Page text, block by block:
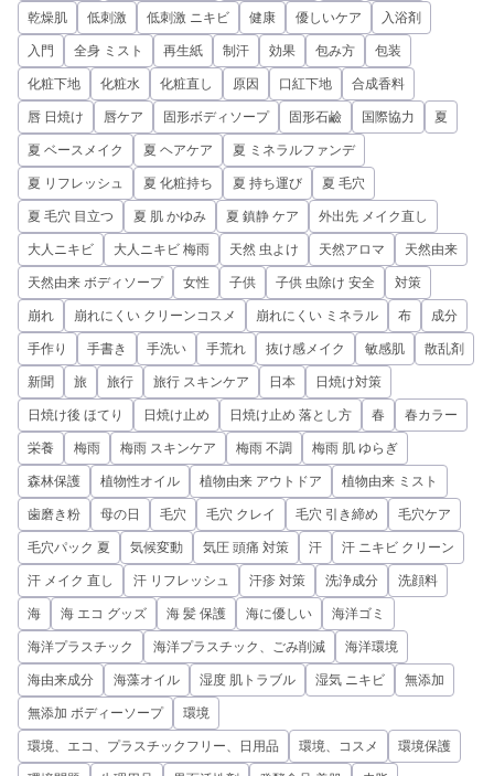
乾燥肌 低刺激 低刺激 ニキビ 健康 優しいケア 入浴剤
入門 全身 ミスト 再生紙 制汗 効果 包み方 包装
化粧下地 化粧水 化粧直し 原因 口紅下地 合成香料
唇 日焼け 唇ケア 固形ボディソープ 固形石鹼 国際協力 夏
夏 ベースメイク 夏 ヘアケア 夏 ミネラルファンデ
夏 リフレッシュ 夏 化粧持ち 夏 持ち運び 夏 毛穴
夏 毛穴 目立つ 夏 肌 かゆみ 夏 鎮静 ケア 外出先 メイク直し
大人ニキビ 大人ニキビ 梅雨 天然 虫よけ 天然アロマ 天然由来
天然由来 ボディソープ 女性 子供 子供 虫除け 安全 対策
崩れ 崩れにくい クリーンコスメ 崩れにくい ミネラル 布 成分
手作り 手書き 手洗い 手荒れ 抜け感メイク 敏感肌 散乱剤
新聞 旅 旅行 旅行 スキンケア 日本 日焼け対策
日焼け後 ほてり 日焼け止め 日焼け止め 落とし方 春 春カラー
栄養 梅雨 梅雨 スキンケア 梅雨 不調 梅雨 肌 ゆらぎ
森林保護 植物性オイル 植物由来 アウトドア 植物由来 ミスト
歯磨き粉 母の日 毛穴 毛穴 クレイ 毛穴 引き締め 毛穴ケア
毛穴パック 夏 気候変動 気圧 頭痛 対策 汗 汗 ニキビ クリーン
汗 メイク 直し 汗 リフレッシュ 汗疹 対策 洗浄成分 洗顔料
海 海 エコ グッズ 海 髪 保護 海に優しい 海洋ゴミ
海洋プラスチック 海洋プラスチック、ごみ削減 海洋環境
海由来成分 海藻オイル 湿度 肌トラブル 湿気 ニキビ 無添加
無添加 ボディーソープ 環境
環境、エコ、プラスチックフリー、日用品 環境、コスメ 環境保護